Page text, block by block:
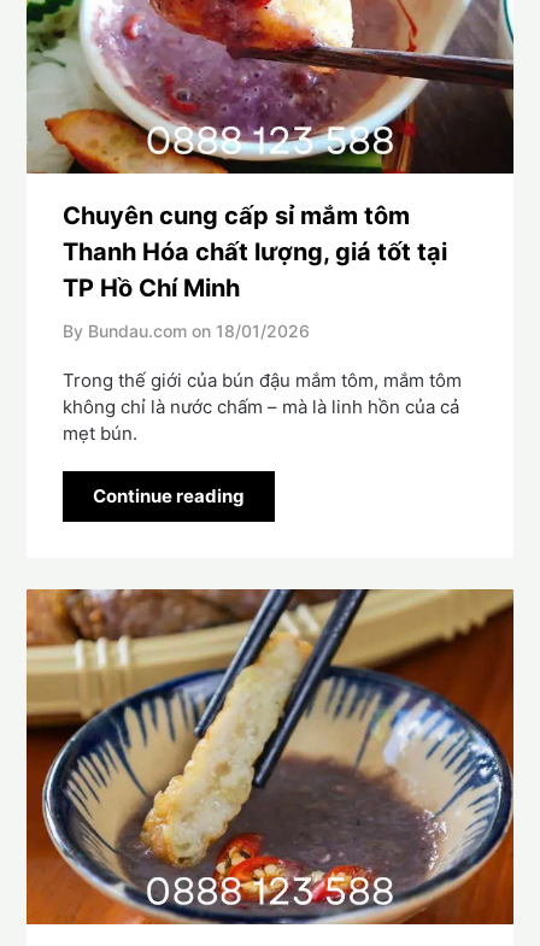
Chuyên cung cấp sỉ mắm tôm
Thanh Hóa chất lượng, giá tốt tại
TP Hồ Chí Minh
By Bundau.com on 18/01/2026
Trong thế giới của bún đậu mắm tôm, mắm tôm
không chỉ là nước chấm – mà là linh hồn của cả
mẹt bún.
Continue reading